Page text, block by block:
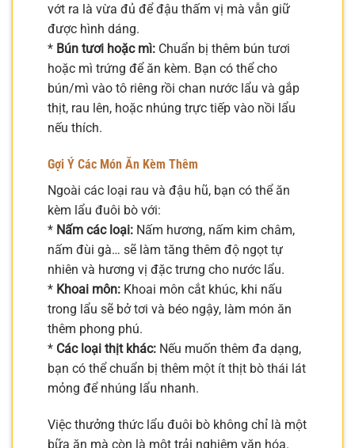
vớt ra là vừa đủ để đậu thấm vị mà vẫn giữ
được hình dáng.
* Bún tươi hoặc mì: Chuẩn bị thêm bún tươi
hoặc mì trứng để ăn kèm. Bạn có thể cho
bún/mì vào tô riêng rồi chan nước lẩu và gắp
thịt, rau lên, hoặc nhúng trực tiếp vào nồi lẩu
nếu thích.
Gợi Ý Các Món Ăn Kèm Thêm
Ngoài các loại rau và đậu hũ, bạn có thể ăn
kèm lẩu đuôi bò với:
* Nấm các loại: Nấm hương, nấm kim châm,
nấm đùi gà… sẽ làm tăng thêm độ ngọt tự
nhiên và hương vị đặc trưng cho nước lẩu.
* Khoai môn: Khoai môn cắt khúc, khi nấu
trong lẩu sẽ bở tơi và béo ngậy, làm món ăn
thêm phong phú.
* Các loại thịt khác: Nếu muốn thêm đa dạng,
bạn có thể chuẩn bị thêm một ít thịt bò thái lát
mỏng để nhúng lẩu nhanh.
Việc thưởng thức lẩu đuôi bò không chỉ là một
bữa ăn mà còn là một trải nghiệm văn hóa.